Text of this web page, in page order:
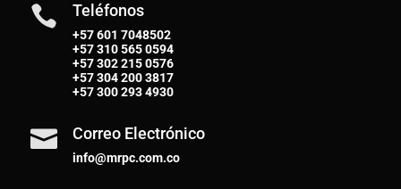
 Teléfonos
+57 601 7048502
+57310 565 0594
+57302 215 0576
+57304 200 3817
+57300 293 4930
 Correo Electrónico
info@mrpc.com.co